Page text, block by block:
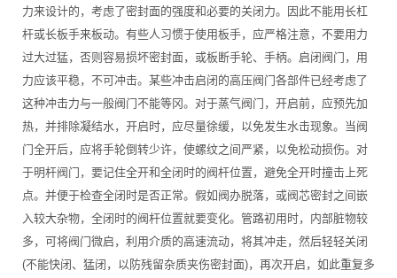
力来设计的，考虑了密封面的强度和必要的关闭力。因此不能用长杠
杆或长板手来板动。有些人习惯于使用板手，应严格注意，不要用力
过大过猛，否则容易损坏密封面，或板断手轮、手柄。启闭阀门，用
力应该平稳，不可冲击。某些冲击启闭的高压阀门各部件已经考虑了
这种冲击力与一般阀门不能等冈。对于蒸气阀门，开启前，应预先加
热，并排除凝结水，开启时，应尽量徐缓，以免发生水击现象。当阀
门全开后，应将手轮倒转少许，使螺纹之间严紧，以免松动损伤。对
于明杆阀门，要记住全开和全闭时的阀杆位置，避免全开时撞击上死
点。并便于检查全闭时是否正常。假如阀办脱落，或阀芯密封之间嵌
入较大杂物，全闭时的阀杆位置就要变化。管路初用时，内部脏物较
多，可将阀门微启，利用介质的高速流动，将其冲走，然后轻轻关闭
(不能快闭、猛闭，以防残留杂质夹伤密封面)，再次开启，如此重复多